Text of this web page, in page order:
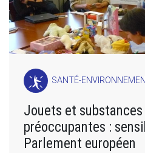
SANTÉ-
Jouets et
préoccupantes :
Parlement européen